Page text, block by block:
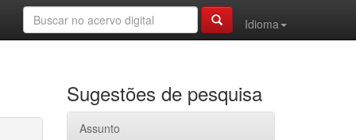
Idioma
Sugestões de pesquisa
Assunto